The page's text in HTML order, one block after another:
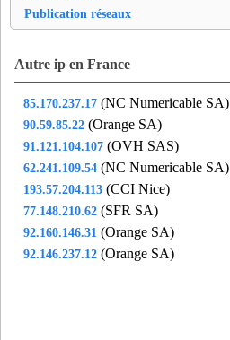
Publication réseaux
Autre ip en France
85.170.237.17 (NC Numericable SA)
90.59.85.22 (Orange SA)
91.121.104.107 (OVH SAS)
62.241.109.54 (NC Numericable SA)
193.57.204.113 (CCI Nice)
77.148.210.62 (SFR SA)
92.160.146.31 (Orange SA)
92.146.237.12 (Orange SA)